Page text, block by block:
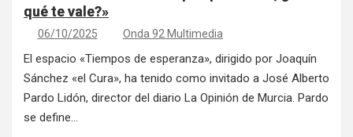
qué te vale?»
06/10/2025 Onda 92 Multimedia
El espacio «Tiempos de esperanza», dirigido por Joaquín
Sánchez «el Cura», ha tenido como invitado a José Alberto
Pardo Lidón, director del diario La Opinión de Murcia. Pardo
se define…